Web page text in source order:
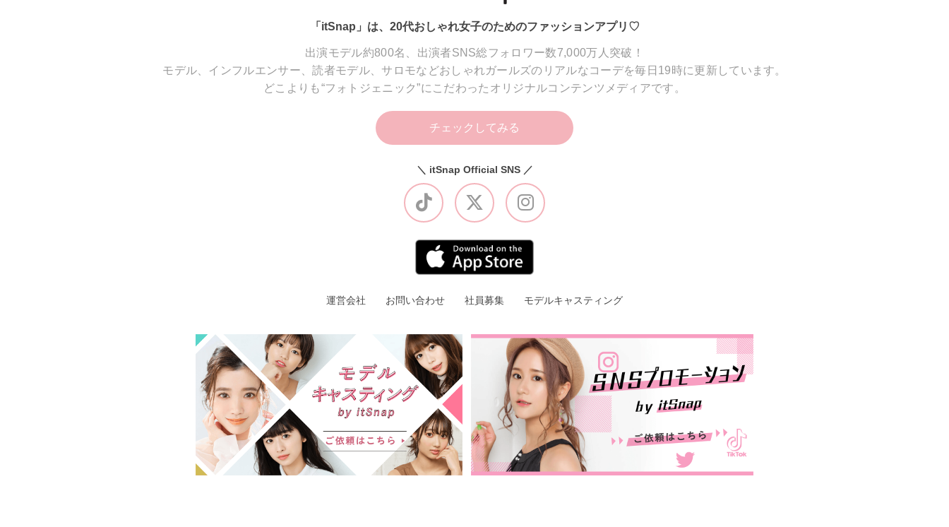
「itSnap」は、20代おしゃれ女子のためのファッションアプリ♡
出演モデル約800名、出演者SNS総フォロワー数7,000万人突破！
モデル、インフルエンサー、読者モデル、サロモなどおしゃれガールズのリアルなコーデを毎日19時に更新しています。
どこよりも“フォトジェニック”にこだわったオリジナルコンテンツメディアです。
チェックしてみる
＼ itSnap Official SNS ／
運営会社 お問い合わせ 社員募集 モデルキャスティング